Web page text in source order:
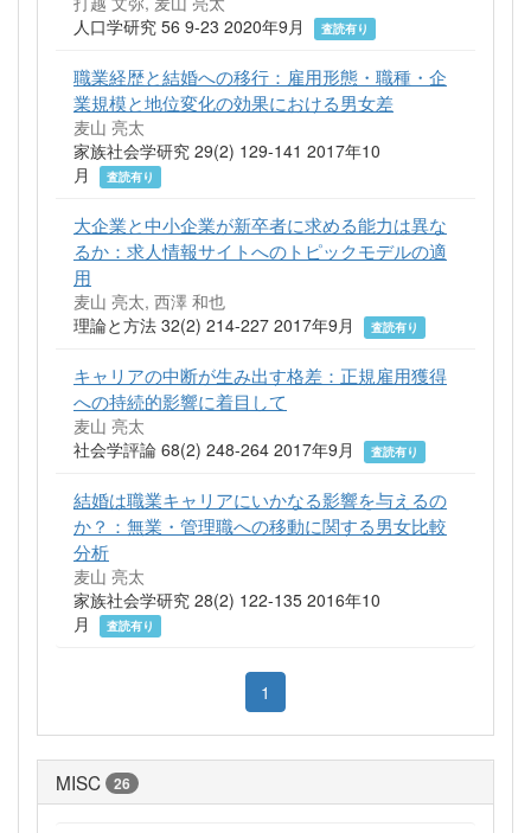
人口学研究 56 9-23 2020年9月
査読有り
職業経歴と結婚への移行：雇用形態・職種・企
業規模と地位変化の効果における男女差
麦山 亮太
家族社会学研究 29(2) 129-141 2017年10
月
査読有り
大企業と中小企業が新卒者に求める能力は異な
るか：求人情報サイトへのトピックモデルの適
用
麦山 亮太, 西澤 和也
理論と方法 32(2) 214-227 2017年9月
査読有り
キャリアの中断が生み出す格差：正規雇用獲得
への持続的影響に着目して
麦山 亮太
社会学評論 68(2) 248-264 2017年9月
査読有り
結婚は職業キャリアにいかなる影響を与えるの
か？：無業・管理職への移動に関する男女比較
分析
麦山 亮太
家族社会学研究 28(2) 122-135 2016年10
月
査読有り
1
MISC 26